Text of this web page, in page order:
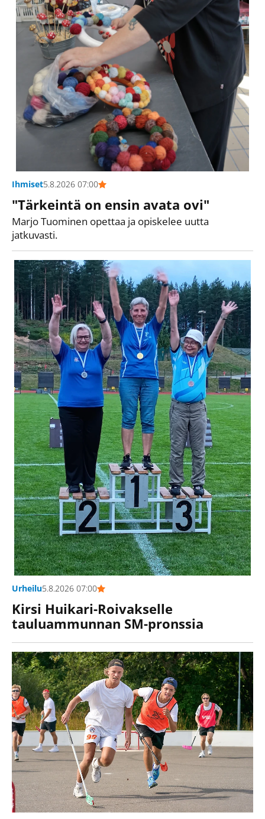
Ihmiset5.8.2026 07:00
"Tärkeintä on ensin avata ovi"
Marjo Tuominen opettaa ja opiskelee uutta
jatkuvasti.
Urheilu5.8.2026 07:00
Kirsi Huikari-Roivakselle
tauluammunnan SM-pronssia